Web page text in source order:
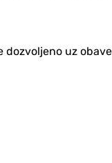
uz